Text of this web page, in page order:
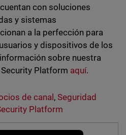
con soluciones
y sistemas
a la perfección para
y dispositivos de los
sobre nuestra
Platform aquí.
de canal,Seguridad
Platform